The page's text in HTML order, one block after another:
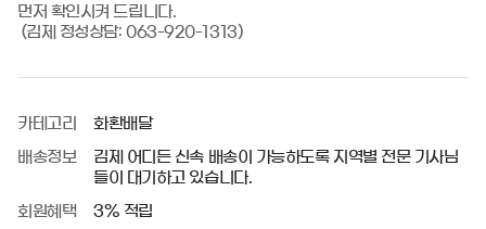
먼저 확인시켜 드립니다.
(김제 정성상담: 063-920-1313)
카테고리 화환배달
배송정보
김제 어디든 신속 배송이 가능하도록 지역별 전문 기사님
들이 대기하고 있습니다.
회원혜택 3% 적립